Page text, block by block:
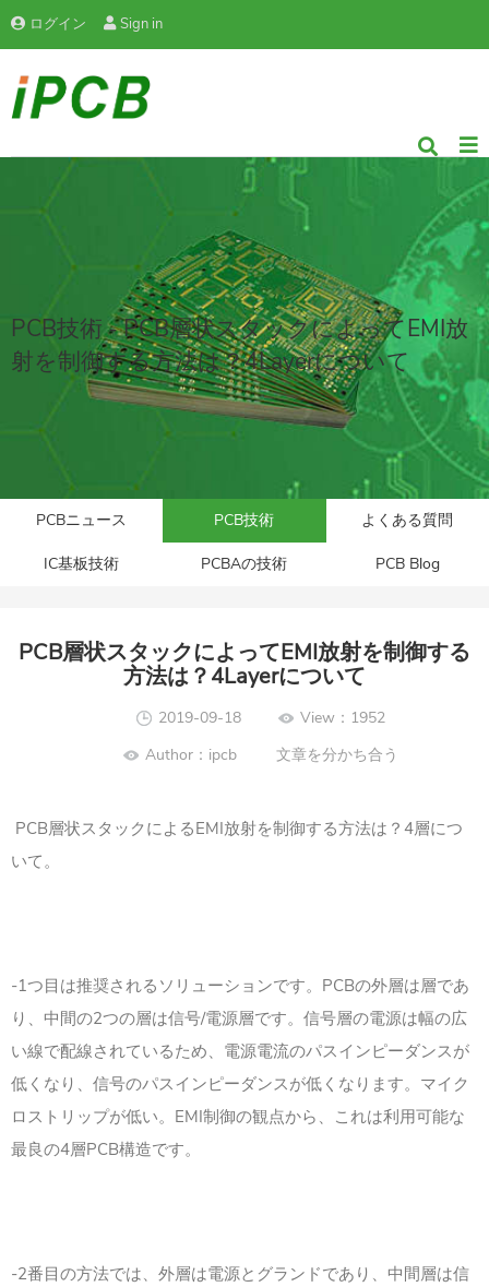
ログイン Sign in
PCB技術 - PCB層状スタックによってEMI放
射を制御する方法は？4Layerについて
PCBニュース PCB技術 よくある質問
IC基板技術 PCBAの技術 PCB Blog
PCB層状スタックによってEMI放射を制御する
方法は？4Layerについて
2019-09-18
View：1952
Author：ipcb 文章を分かち合う
PCB層状スタックによるEMI放射を制御する方法は？4層につ
いて。
-1つ目は推奨されるソリューションです。PCBの外層は層であ
り、中間の2つの層は信号/電源層です。信号層の電源は幅の広
い線で配線されているため、電源電流のパスインピーダンスが
低くなり、信号のパスインピーダンスが低くなります。マイク
ロストリップが低い。EMI制御の観点から、これは利用可能な
最良の4層PCB構造です。
-2番目の方法では、外層は電源とグランドであり、中間層は信